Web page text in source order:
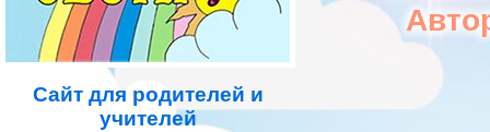
Сайт для родителей и
учителей